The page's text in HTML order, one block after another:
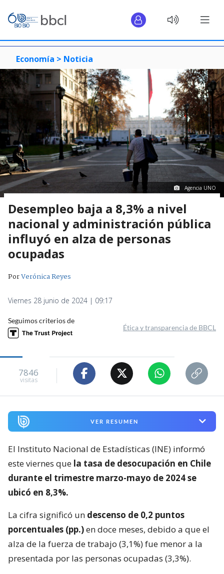
Economía > Noticia
Agencia UNO
Desempleo baja a 8,3% a nivel
nacional y administración pública
influyó en alza de personas
ocupadas
PorVerónica Reyes
Viernes 28 junio de 2024 | 09:17
Seguimos criterios de
Ética y transparencia de BBCL
7846
visitas
VER RESUMEN
El Instituto Nacional de Estadísticas (INE) informó
este viernes que la tasa de desocupación en Chile
durante el trimestre marzo-mayo de 2024 se
ubicó en 8,3%.
La cifra significó un descenso de 0,2 puntos
porcentuales (pp.)en doce meses, debido a que el
alza de la fuerza de trabajo (3,1%) fue menor a la
presentada por las personas ocupadas (3,3%).